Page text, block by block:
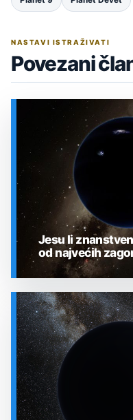
NASTAVI ISTRAŽIVATI
Povezani
SVEMIR
Jesu li
od najvećih